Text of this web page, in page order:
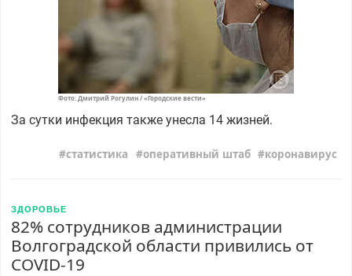
Фото: Дмитрий Рогулин / «Городские вести»
За сутки инфекция также унесла 14 жизней.
статистика оперативный штаб коронавирус
ЗДОРОВЬЕ
82% сотрудников администрации
Волгоградской области привились от
COVID-19